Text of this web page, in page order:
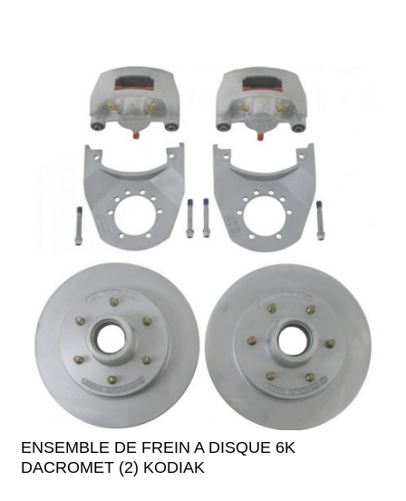
ENSEMBLE DE FREIN A DISQUE 6K
DACROMET (2) KODIAK